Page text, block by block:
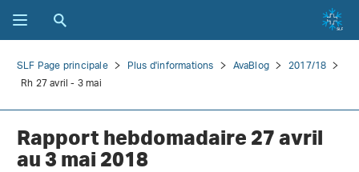
SLF Page principale Plus d'informations AvaBlog
2017/18
Rh 27 avril - 3 mai
Rapport hebdomadaire 27 avril
au 3 mai 2018